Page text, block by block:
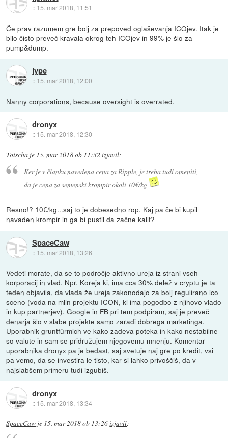
:: 15. mar 2018, 11:51
Če prav razumem gre bolj za prepoved oglaševanja ICOjev. Itak je
bilo čisto preveč kravala okrog teh ICOjev in 99% je šlo za
pump&dump.
jype
:: 15. mar 2018, 12:00
Nanny corporations, because oversight is overrated.
dronyx
:: 15. mar 2018, 12:30
Totscha je 15. mar 2018 ob 11:32 izjavil:
Ker je v članku navedena cena za Ripple, je treba tudi omeniti,
da je cena za semenski krompir okoli 10€/kg
Resno!? 10€/kg...saj to je dobesedno rop. Kaj pa če bi kupil
navaden krompir in ga bi pustil da začne kalit?
SpaceCaw
:: 15. mar 2018, 13:26
Vedeti morate, da se to področje aktivno ureja iz strani vseh
korporacij in vlad. Npr. Koreja ki, ima cca 30% delež v cryptu je ta
teden objavila, da vlada že ureja zakonodajo za bolj regulirano ico
sceno (voda na mlin projektu ICON, ki ima pogodbo z njihovo vlado
in kup partnerjev). Google in FB pri tem podpiram, saj je preveč
denarja šlo v slabe projekte samo zaradi dobrega marketinga.
Uporabnik gruntfürmich ve kako zadeva poteka in kako nestabilne
so valute in sam se pridružujem njegovemu mnenju. Komentar
uporabnika dronyx pa je bedast, saj svetuje naj gre po kredit, vsi
pa vemo, da se investira le tisto, kar si lahko privoščiš, da v
najslabšem primeru tudi izgubiš.
dronyx
:: 15. mar 2018, 13:34
SpaceCaw je 15. mar 2018 ob 13:26izjavil: